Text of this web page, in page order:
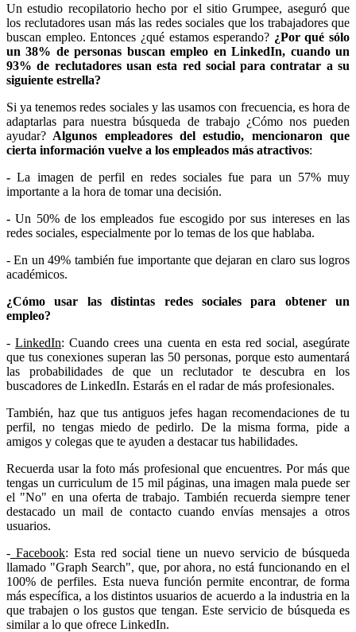
Un estudio recopilatorio hecho por el sitio Grumpee, aseguró que
los reclutadores usan más las redes sociales que los trabajadores que
buscan empleo. Entonces ¿qué estamos esperando? ¿Por qué sólo
un 38% de personas buscan empleo en LinkedIn, cuando un
93% de reclutadores usan esta red social para contratar a su
siguiente estrella?
Si ya tenemos redes sociales y las usamos con frecuencia, es hora de
adaptarlas para nuestra búsqueda de trabajo ¿Cómo nos pueden
ayudar? Algunos empleadores del estudio, mencionaron que
cierta información vuelve a los empleados más atractivos:
-La imagen de perfil en redes sociales fue para un 57% muy
importante a la hora de tomar una decisión.
-Un 50% de los empleados fue escogido por sus intereses en las
redes sociales, especialmente por lo temas de los que hablaba.
- En un 49% también fue importante que dejaran en claro sus logros
académicos.
¿Cómo usar las distintas redes sociales para obtener un
empleo?
-LinkedIn: Cuando crees una cuenta en esta red social, asegúrate
que tus conexiones superan las 50 personas, porque esto aumentará
las probabilidades de que un reclutador te descubra en los
buscadores de LinkedIn. Estarás en el radar de más profesionales.
También, haz que tus antiguos jefes hagan recomendaciones de tu
perfil, no tengas miedo de pedirlo. De la misma forma, pide a
amigos y colegas que te ayuden a destacar tus habilidades.
Recuerda usar la foto más profesional que encuentres. Por más que
tengas un curriculum de 15 mil páginas, una imagen mala puede ser
el "No" en una oferta de trabajo. También recuerda siempre tener
destacado un mail de contacto cuando envías mensajes a otros
usuarios.
- Facebook: Esta red social tiene un nuevo servicio de búsqueda
llamado "Graph Search", que, por ahora, no está funcionando en el
100% de perfiles. Esta nueva función permite encontrar, de forma
más específica, a los distintos usuarios de acuerdo a la industria en la
que trabajen o los gustos que tengan. Este servicio de búsqueda es
similar a lo que ofrece LinkedIn.